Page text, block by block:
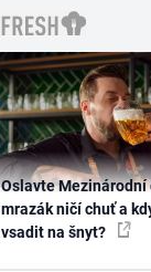
Oslavte Mezinárodní
mrazák ničí chuť a
vsadit na šnyt?